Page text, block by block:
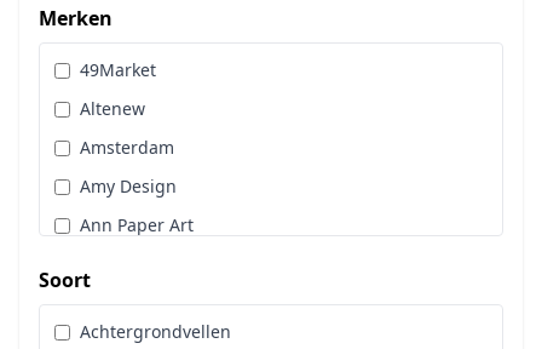
Brads
Cadence
Designpapier
Distress Oxide Spray
Distress Spritz
Divers
Dot & Do
Embossingpoeder
Merken
49Market
Altenew
Amsterdam
Amy Design
Ann Paper Art
Art Impressions
Art Journaling
Soort
Achtergrondvellen